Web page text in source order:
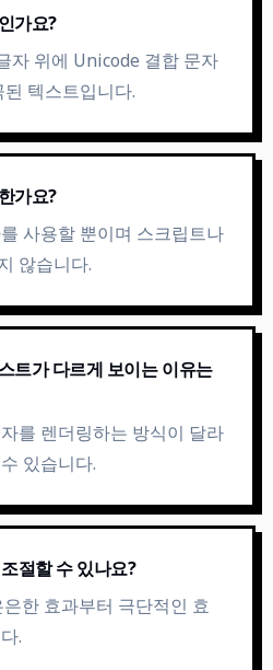
가요?
자 위에 Unicode 결합 문자
텍스트입니다.
가요?
사용할 뿐이며 스크립트나
않습니다.
트가 다르게 보이는 이유는
를 렌더링하는 방식이 달라
있습니다.
절할 수 있나요?
한 효과부터 극단적인 효
.